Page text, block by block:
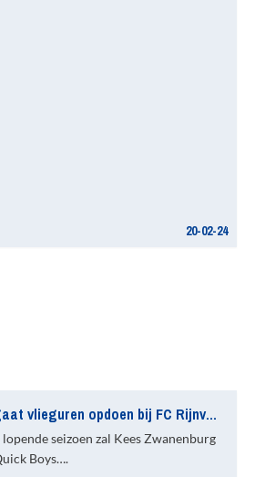
20-02-24
Kees Zwanenburg gaat vlieguren opdoen bij FC Rijnvogels
seizoen zal Kees Zwanenburg
Boys….